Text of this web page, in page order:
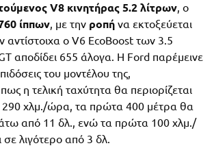
V8 κινητήρας 5.2 λίτρων, ο
ίππων, με την ροπή να εκτοξεύεται
αντίστοιχα ο V6 EcoBoost των 3.5
αποδίδει 655 άλογα. Η Ford παρέμεινε
του μοντέλου της,
η τελική ταχύτητα θα περιορίζεται
290 χλμ./ώρα, τα πρώτα 400 μέτρα θα
από 11 δλ., ενώ τα πρώτα 100 χλμ./
λιγότερο από 3 δλ.